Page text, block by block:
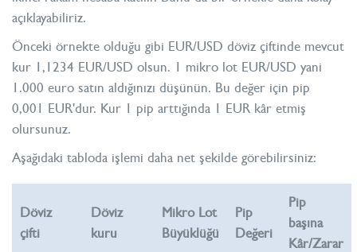
açıklayabiliriz.
Önceki örnekte olduğu gibi EUR/USD döviz çiftinde mevcut
kur 1,1234 EUR/USD olsun. 1 mikro lot EUR/USD yani
1.000 euro satın aldığınızı düşünün. Bu değer için pip
0,001 EUR'dur. Kur 1 pip arttığında 1 EUR kâr etmiş
olursunuz.
Aşağıdaki tabloda işlemi daha net şekilde görebilirsiniz:
Döviz
çifti
Döviz
kuru
Mikro Lot
Büyüklüğü
Pip
Değeri
Pip
başına
Kâr/Zarar